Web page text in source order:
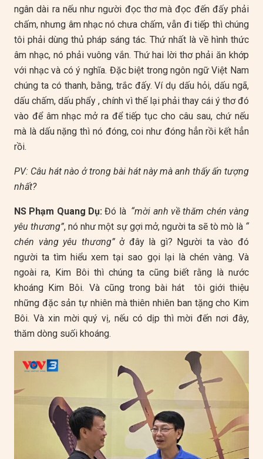
ngân dài ra nếu như người đọc thơ mà đọc đến đấy phải
chấm, nhưng âm nhạc nó chưa chấm, vẫn đi tiếp thì chúng
tôi phải dùng thủ pháp sáng tác. Thứ nhất là về hình thức
âm nhạc, nó phải vuông vắn. Thứ hai lời thơ phải ăn khớp
với nhạc và có ý nghĩa. Đặc biệt trong ngôn ngữ Việt Nam
chúng ta có thanh, bằng, trắc đấy. Ví dụ dấu hỏi, dấu ngã,
dấu chấm, dấu phẩy , chính vì thế lại phải thay cái ý thơ đó
vào để âm nhạc mở ra để tiếp tục cho câu sau, chứ nếu
mà là dấu nặng thì nó đóng, coi như đóng hẳn rồi kết hẳn
rồi.
PV: Câu hát nào ở trong bài hát này mà anh thấy ấn tượng
nhất?
NS Phạm Quang Dụ:Đó là “mời anh về thăm chén vàng
yêu thương”, nó như một sự gợi mở, người ta sẽ tò mò là “
chén vàng yêu thương”ở đây là gì? Người ta vào đó
người ta tìm hiểu xem tại sao gọi lại là chén vàng. Và
ngoài ra, Kim Bôi thì chúng ta cũng biết rằng là nước
khoáng Kim Bôi. Và cũng trong bài hát tôi giới thiệu
những đặc sản tự nhiên mà thiên nhiên ban tặng cho Kim
Bôi. Và xin mời quý vị, nếu có dịp thì mời đến nơi đây,
thăm dòng suối khoáng.